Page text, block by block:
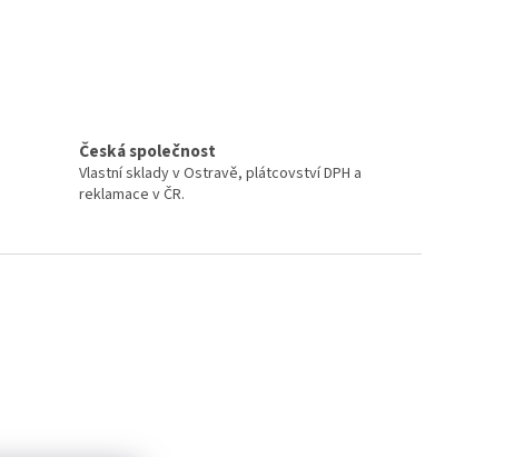
Česká společnost
Vlastní sklady v Ostravě, plátcovství DPH a
reklamace v ČR.